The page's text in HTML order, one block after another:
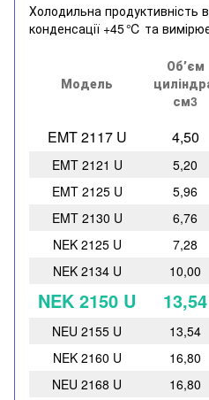
Холодильна продуктивність
конденсації +45 ℃ та
Модель
Обʼєм
см3
EMT 2117 U 4,50
EMT 2121 U 5,20
EMT 2125 U
5,96
EMT 2130 U
6,76
NEK 2125 U
7,28
NEK 2134 U
10,00
NEK 2150 U 13,54
NEU 2155 U 13,54
NEK 2160 U
16,80
NEU 2168 U
16,80